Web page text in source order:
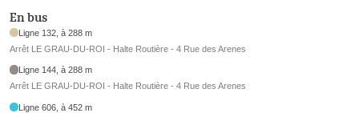
En bus
Ligne 132, à 288 m
Arrêt LE GRAU-DU-ROI - Halte Routière - 4 Rue des Arenes
Ligne 144, à 288 m
Arrêt LE GRAU-DU-ROI - Halte Routière - 4 Rue des Arenes
Ligne 606, à 452 m